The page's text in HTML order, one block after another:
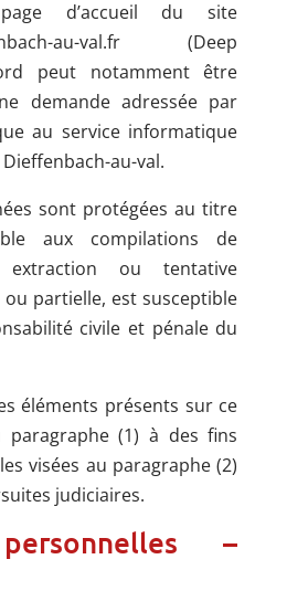
d’accueil du site
au-val.fr (Deep
peut notamment être
demande adressée par
au service informatique
au-val.
sont protégées au titre
aux compilations de
extraction ou tentative
ou partielle, est susceptible
civile et pénale du
éléments présents sur ce
paragraphe (1) à des fins
visées au paragraphe (2)
judiciaires.
–